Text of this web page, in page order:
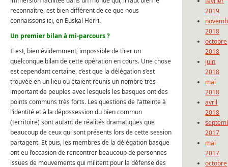
reconnaître, est bien différent de ce que nous
connaissons ici, en Euskal Herri.
Un premier bilan à mi-parcours ?
Il est, bien évidemment, impossible de tirer un
quelconque bilan de cette opération en cours. Une chose
est cependant certaine, c’est que la délégation s’est
trouvée en un lieu où étaient réunis un nombre très
important de peuples avec lesquels les basques ont des
points communs très forts. Les questions de l’atteinte à
l’identité et à la dépossession du bien commun
(territoire) sont autant de réalités dramatiques que
beaucoup de ceux qui sont présents lors de cette session
partagent. Et puis, les membres de la délégation basque
ont eu l’occasion de rencontrer beaucoup de personnes
issues de mouvements qui militent pour la défense des
2019
2018
octobre
2018
juin
2018
mai
2018
avril
2018
2017
mai
2017
octobre